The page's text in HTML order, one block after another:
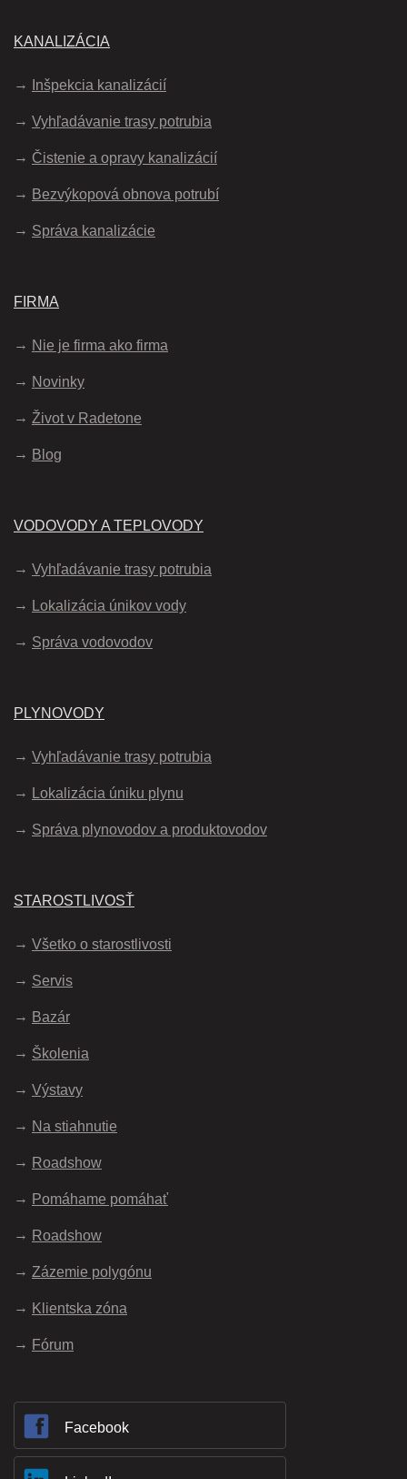
KANALIZÁCIA
Inšpekcia kanalizácií
Vyhľadávanie trasy potrubia
Čistenie a opravy kanalizácií
Bezvýkopová obnova potrubí
Správa kanalizácie
FIRMA
Nie je firma ako firma
Novinky
Život v Radetone
Blog
VODOVODY A TEPLOVODY
Vyhľadávanie trasy potrubia
Lokalizácia únikov vody
Správa vodovodov
PLYNOVODY
Vyhľadávanie trasy potrubia
Lokalizácia úniku plynu
Správa plynovodov a produktovodov
STAROSTLIVOSŤ
Všetko o starostlivosti
Servis
Bazár
Školenia
Výstavy
Na stiahnutie
Roadshow
Pomáhame pomáhať
Roadshow
Zázemie polygónu
Klientska zóna
Fórum
Facebook